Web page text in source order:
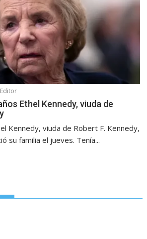
Editor
Ethel Kennedy, viuda de
Kennedy, viuda de Robert F. Kennedy,
su familia el jueves. Tenía...